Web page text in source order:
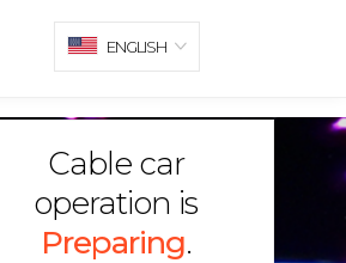
Cable car
operation is
Preparing.
ENGLISH